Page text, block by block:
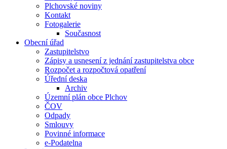
Plchovské noviny
Kontakt
Fotogalerie
Současnost
Obecní úřad
Zastupitelstvo
Zápisy a usnesení z jednání zastupitelstva obce
Rozpočet a rozpočtová opatření
Úřední deska
Archiv
Územní plán obce Plchov
ČOV
Odpady
Smlouvy
Povinné informace
e-Podatelna